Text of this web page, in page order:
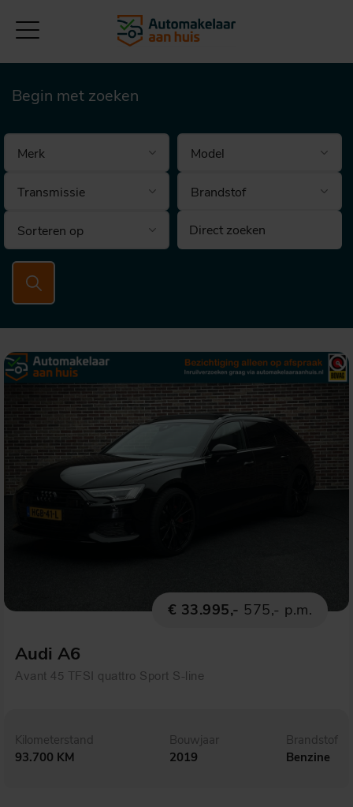
Begin met zoeken
Brandstof
€ 33.995,- 575,- p.m.
Audi A6
Avant 45 TFSI quattro Sport S-line
Kilometerstand
93.700 KM
Bouwjaar
2019
Brandstof
Benzine